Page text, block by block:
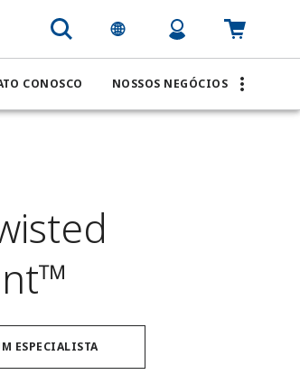
CONOSCO NOSSOS NEGÓCIOS
ESPECIALISTA